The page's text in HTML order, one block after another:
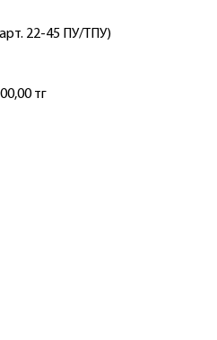
22-45 ПУ/ТПУ)
тг